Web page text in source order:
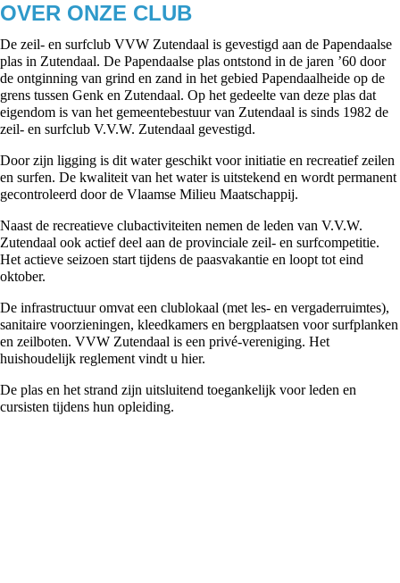
OVER ONZE CLUB
De zeil- en surfclub VVW Zutendaal is gevestigd aan de Papendaalse
plas in Zutendaal. De Papendaalse plas ontstond in de jaren ’60 door
de ontginning van grind en zand in het gebied Papendaalheide op de
grens tussen Genk en Zutendaal. Op het gedeelte van deze plas dat
eigendom is van het gemeentebestuur van Zutendaal is sinds 1982 de
zeil- en surfclub V.V.W. Zutendaal gevestigd.
Door zijn ligging is dit water geschikt voor initiatie en recreatief zeilen
en surfen. De kwaliteit van het water is uitstekend en wordt permanent
gecontroleerd door de Vlaamse Milieu Maatschappij.
Naast de recreatieve clubactiviteiten nemen de leden van V.V.W.
Zutendaal ook actief deel aan de provinciale zeil- en surfcompetitie.
Het actieve seizoen start tijdens de paasvakantie en loopt tot eind
oktober.
De infrastructuur omvat een clublokaal (met les- en vergaderruimtes),
sanitaire voorzieningen, kleedkamers en bergplaatsen voor surfplanken
en zeilboten. VVW Zutendaal is een privé-vereniging. Het
huishoudelijk reglement vindt u hier.
De plas en het strand zijn uitsluitend toegankelijk voor leden en
cursisten tijdens hun opleiding.